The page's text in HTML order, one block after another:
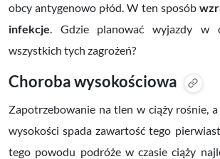
obcy antygenowo płód. W ten sposób
infekcje. Gdzie planować wyjazdy w
wszystkich tych zagrożeń?
Choroba wysokościowa
Zapotrzebowanie na tlen w ciąży rośnie,
wysokości spada zawartość tego
tego powodu podróże w czasie ciąży